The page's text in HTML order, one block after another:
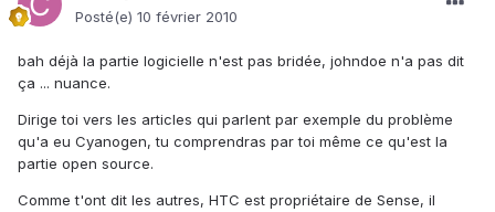
Posté(e) 10 février 2010
bah déjà la partie logicielle n'est pas bridée, johndoe n'a pas dit
ça ... nuance.
Dirige toi vers les articles qui parlent par exemple du problème
qu'a eu Cyanogen, tu comprendras par toi même ce qu'est la
partie open source.
Comme t'ont dit les autres, HTC est propriétaire de Sense, il